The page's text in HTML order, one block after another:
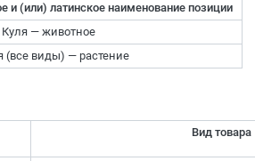
и (или) латинское наименование позиции
— животное
(все виды) — растение
Вид товара